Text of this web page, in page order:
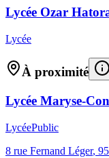
Lycée Ozar
Lycée
À proximité
Lycée Maryse-
LycéePublic
8 rue Fernand Léger,